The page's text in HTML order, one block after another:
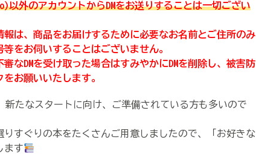
以外のアカウントからDMをお送りすることは一切ござい
は、商品をお届けするために必要なお名前とご住所のみ
をお伺いすることはございません。
なDMを受け取った場合はすみやかにDMを削除し、被害防
お願いいたします。
たなスタートに向け、ご準備されている方も多いので
すぐりの本をたくさんご用意しましたので、「お好きな
ます